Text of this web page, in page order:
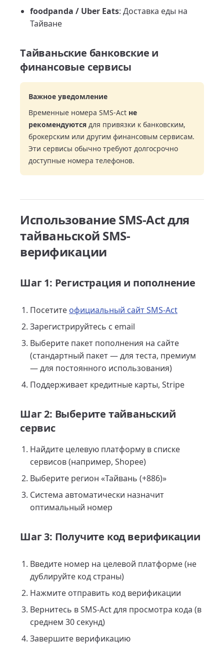
foodpanda / Uber Eats: Доставка еды на
Тайване
Тайваньские банковские и
финансовые сервисы
Важное уведомление
Временные номера SMS-Act не
рекомендуются для привязки к банковским,
брокерским или другим финансовым сервисам.
Эти сервисы обычно требуют долгосрочно
доступные номера телефонов.
Использование SMS-Act для
тайваньской SMS-
верификации
Шаг 1: Регистрация и пополнение
Посетите официальный сайт SMS-Act
Зарегистрируйтесь с email
Выберите пакет пополнения на сайте
(стандартный пакет — для теста, премиум
— для постоянного использования)
Поддерживает кредитные карты, Stripe
Шаг 2: Выберите тайваньский
сервис
Найдите целевую платформу в списке
сервисов (например, Shopee)
Выберите регион «Тайвань (+886)»
Система автоматически назначит
оптимальный номер
Шаг 3: Получите код верификации
Введите номер на целевой платформе (не
дублируйте код страны)
Нажмите отправить код верификации
Вернитесь в SMS-Act для просмотра кода (в
среднем 30 секунд)
Завершите верификацию